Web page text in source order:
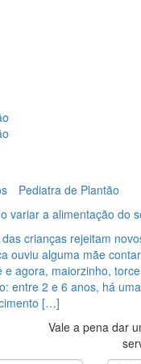
Pediatra de Plantão
variar a alimentação do
crianças rejeitam
ouviu alguma mãe
e agora, maiorzinho,
entre 2 e 6 anos, há
[…]
Vale a pena dar